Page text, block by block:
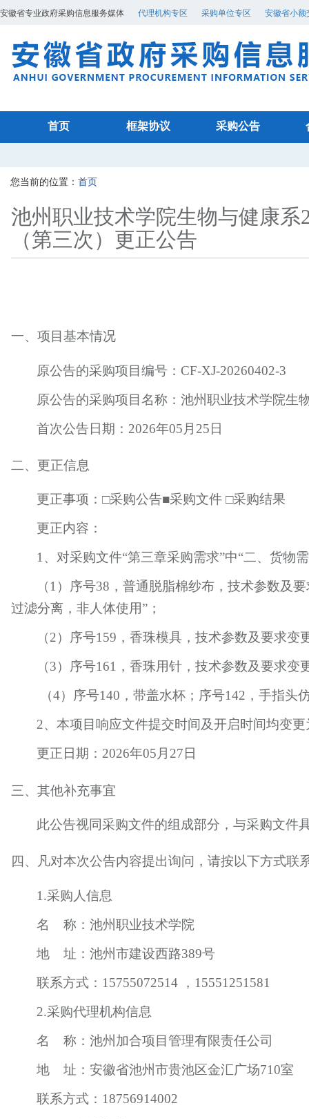
安徽省专业政府采购信息服务媒体 代理机构专区 采购单位专区 安徽省小额
首页 框架协议 采购公告
您当前的位置： 首页
池州职业技术学院生物与健康系
（第三次）更正公告
一、项目基本情况
原公告的采购项目编号：CF-XJ-20260402-3
原公告的采购项目名称：池州职业技术学院生
首次公告日期： 2026年05 月 25日
二、更正信息
更正事项：□采购公告■采购文件 □采购结果
更正内容：
1、对采购文件“第三章采购需求”中“二、货物
（1）序号38，普通脱脂棉纱布，技术参数及
过滤分离，非人体使用”；
（2）序号159，香珠模具，技术参数及要求变
（3）序号161，香珠用针，技术参数及要求变
（4）序号140，带盖水杯；序号142，手指头
2、本项目响应文件提交时间及开启时间均变更
更正日期：2026年05月27 日
三、其他补充事宜
此公告视同采购文件的组成部分，与采购文件
四、凡对本次公告内容提出询问，请按以下方式联
1.采购人信息
名
称：池州职业技术学院
地
址：池州市建设西路389号
联系方式： 15755072514 ，15551251581
2.采购代理机构信息
名
称：池州加合项目管理有限责任公司
地
址：安徽省池州市贵池区金汇广场710室
联系方式： 18756914002